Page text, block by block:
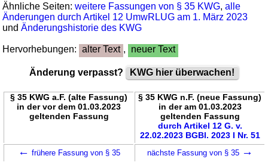
Ähnliche Seiten:weitere Fassungen von § 35 KWG,alle
Änderungen durch Artikel 12 UmwRLUG am 1. März 2023
undÄnderungshistorie des KWG
Hervorhebungen: alter Text , neuer Text
Änderung verpasst? KWG hier überwachen!
§ 35 KWG a.F. (alte Fassung)
in der vor dem 01.03.2023
geltenden Fassung
§ 35 KWG n.F. (neue Fassung)
in der am 01.03.2023
geltenden Fassung
durch Artikel 12 G. v.
22.02.2023 BGBl. 2023 I Nr. 51
← frühere Fassung von § 35 nächste Fassung von § 35 →